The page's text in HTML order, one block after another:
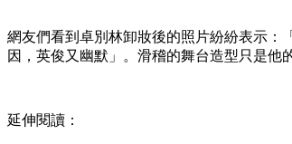
網友們看到卓別林卸妝後的照片紛紛表示：
因，英俊又幽默」。滑稽的舞台造型只是他
延伸閱讀：